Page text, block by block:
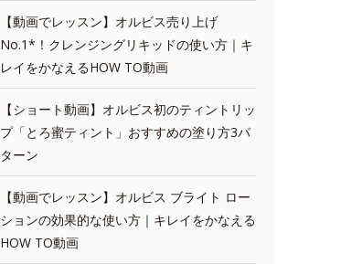
【動画でレッスン】オルビス売り上げ
No.1*！クレンジングリキッドの使い方｜キ
レイをかなえるHOW TO動画
【ショート動画】オルビス初のティントリッ
プ「とろ蜜ティント」おすすめの塗り方3パ
ターン
【動画でレッスン】オルビス ブライト ロー
ションの効果的な使い方｜キレイをかなえる
HOW TO動画